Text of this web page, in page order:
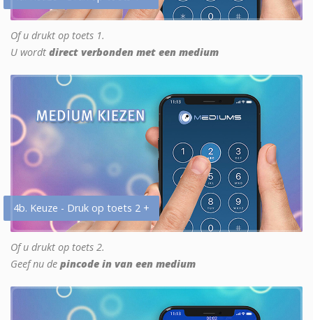
Of u drukt op toets 1.
U wordt direct verbonden met een medium
4b. Keuze - Druk op toets 2 +
Of u drukt op toets 2.
Geef nu de pincode in van een medium